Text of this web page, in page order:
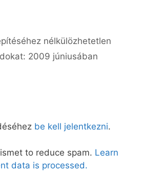
nélkülözhetetlen
2009 júniusában
be kell jelentkezni.
to reduce spam. Learn
data is processed.